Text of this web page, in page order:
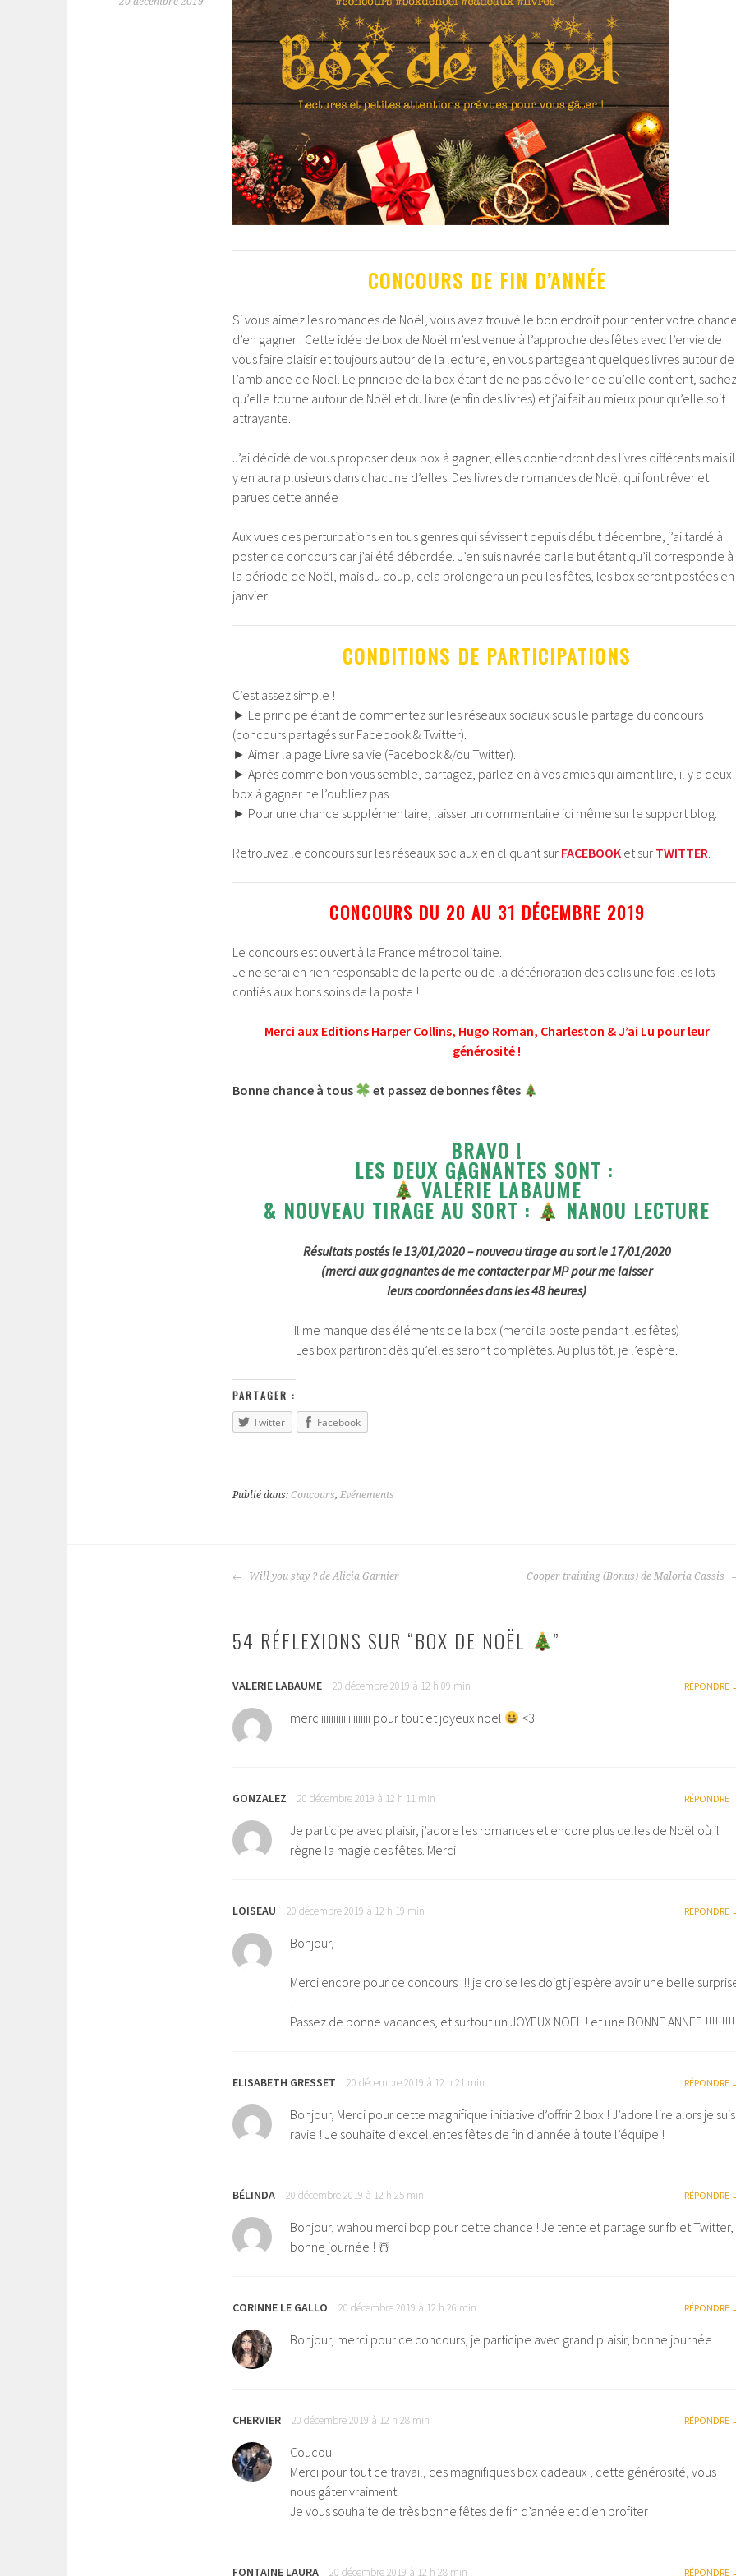
CONCOURS DE FIN D’ANNÉE
Si vous aimez les romances de Noël, vous avez trouvé le bon endroit pour tenter votre
d’en gagner ! Cette idée de box de Noël m’est venue à l’approche des fêtes avec l’envie de
vous faire plaisir et toujours autour de la lecture, en vous partageant quelques livres autour de
l’ambiance de Noël. Le principe de la box étant de ne pas dévoiler ce qu’elle contient, sachez
qu’elle tourne autour de Noël et du livre (enfin des livres) et j’ai fait au mieux pour qu’elle soit
attrayante.
J’ai décidé de vous proposer deux box à gagner, elles contiendront des livres différents mais il
y en aura plusieurs dans chacune d’elles. Des livres de romances de Noël qui font rêver et
parues cette année !
Aux vues des perturbations en tous genres qui sévissent depuis début décembre, j’ai tardé à
poster ce concours car j’ai été débordée. J’en suis navrée car le but étant qu’il corresponde à
la période de Noël, mais du coup, cela prolongera un peu les fêtes, les box seront postées en
janvier.
CONDITIONS DE PARTICIPATIONS
C’est assez simple !
► Le principe étant de commentez sur les réseaux sociaux sous le partage du concours
(concours partagés sur Facebook & Twitter).
► Aimer la page Livre sa vie (Facebook &/ou Twitter).
► Après comme bon vous semble, partagez, parlez-en à vos amies qui aiment lire, il y a deux
box à gagner ne l’oubliez pas.
► Pour une chance supplémentaire, laisser un commentaire ici même sur le support blog.
Retrouvez le concours sur les réseaux sociaux en cliquant sur FACEBOOK et sur TWITTER.
CONCOURS DU 20 AU 31 DÉCEMBRE 2019
Le concours est ouvert à la France métropolitaine.
Je ne serai en rien responsable de la perte ou de la détérioration des colis une fois les lots
confiés aux bons soins de la poste !
Merci aux Editions Harper Collins, Hugo Roman, Charleston & J’ai Lu pour leur
générosité !
Bonne chance à tous et passez de bonnes fêtes
BRAVO !
LES DEUX GAGNANTES SONT :
VALÉRIE LABAUME
& NOUVEAU TIRAGE AU SORT : NANOU LECTURE
Résultats postés le 13/01/2020 – nouveau tirage au sort le 17/01/2020
(merci aux gagnantes de me contacter par MP pour me laisser
leurs coordonnées dans les 48 heures)
Il me manque des éléments de la box (merci la poste pendant les fêtes)
Les box partiront dès qu’elles seront complètes. Au plus tôt, je l’espère.
PARTAGER :
Twitter
Facebook
Publié dans: Concours, Evénements
ARTICLES
Will you stay ? de Alicia Garnier Cooper training (Bonus) de Maloria Cassis
54 RÉFLEXIONS SUR “BOX DE NOËL ”
VALERIE LABAUME 20 décembre 2019 à 12 h 09 min RÉPONDRE
merciiiiiiiiiiiiiiiiiiiii pour tout et joyeux noel <3
GONZALEZ 20 décembre 2019 à 12 h 11 min RÉPONDRE
Je participe avec plaisir, j’adore les romances et encore plus celles de Noël où il
règne la magie des fêtes. Merci
LOISEAU 20 décembre 2019 à 12 h 19 min RÉPONDRE
Bonjour,
Merci encore pour ce concours !!! je croise les doigt j’espère avoir une belle
!
Passez de bonne vacances, et surtout un JOYEUX NOEL ! et une BONNE ANNEE
ELISABETH GRESSET 20 décembre 2019 à 12 h 21 min RÉPONDRE
Bonjour, Merci pour cette magnifique initiative d’offrir 2 box ! J’adore lire alors je suis
ravie ! Je souhaite d’excellentes fêtes de fin d’année à toute l’équipe !
BÉLINDA 20 décembre 2019 à 12 h 25 min RÉPONDRE
Bonjour, wahou merci bcp pour cette chance ! Je tente et partage sur fb et Twitter,
bonne journée ! ☃️
CORINNE LE GALLO 20 décembre 2019 à 12 h 26 min RÉPONDRE
Bonjour, merci pour ce concours, je participe avec grand plaisir, bonne journée
CHERVIER 20 décembre 2019 à 12 h 28 min RÉPONDRE
Coucou
Merci pour tout ce travail, ces magnifiques box cadeaux , cette générosité, vous
nous gâter vraiment
Je vous souhaite de très bonne fêtes de fin d’année et d’en profiter
FONTAINE LAURA 20 décembre 2019 à 12 h 28 min RÉPONDRE